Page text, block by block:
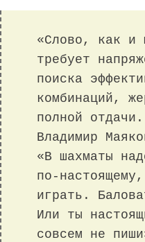
«Слово, как и
требует
поиска
комбинаций,
полной
Владимир
«В шахматы
по-
играть.
Или ты
совсем не